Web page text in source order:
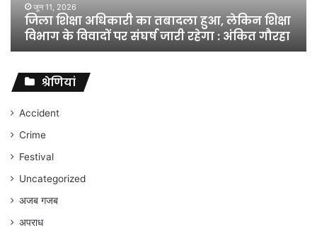
शिक्षा
विभाग
विवादों
संघर्ष
जारी
रहेगा
अंकित
गौरहा
जून 11, 2026
जिला शिक्षा अधिकारी का तबादला हुआ, लेकिन शिक्षा
विभाग के विवादों पर संघर्ष जारी रहेगा : अंकित गौरहा
श्रेणियां
Accident
Crime
Festival
Uncategorized
अजब गजब
अपराध